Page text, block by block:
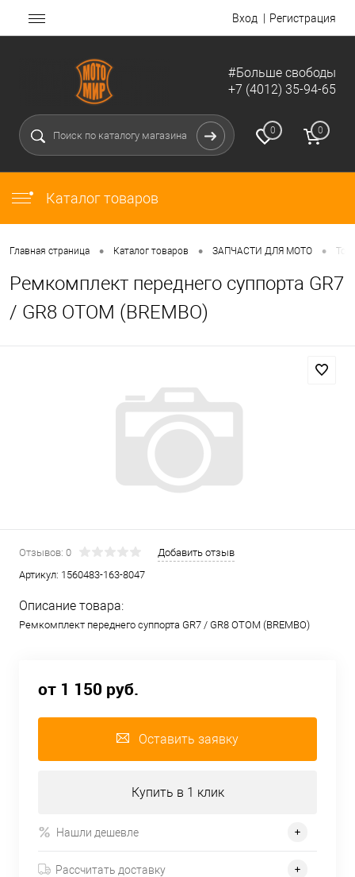
Вход Регистрация
#Больше свободы
+7 (4012) 35-94-65
0 0
Каталог товаров
Главная страница • Каталог товаров • ЗАПЧАСТИ ДЛЯ МОТО •
Ремкомплект переднего суппорта GR7
/ GR8 OTOM (BREMBO)
Отзывов: 0
Добавить отзыв
Артикул: 1560483-163-8047
Описание товара:
Ремкомплект переднего суппорта GR7 / GR8 OTOM (BREMBO)
от 1 150 руб.
Оставить заявку
Купить в 1 клик
Нашли дешевле
Рассчитать доставку